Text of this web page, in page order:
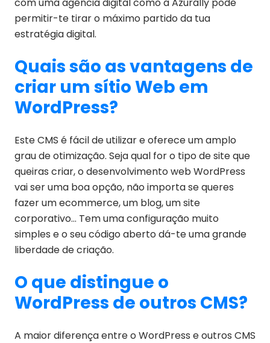
permitir-te tirar o máximo partido da tua
estratégia digital.
Quais são as vantagens de
criar um sítio Web em
WordPress?
Este CMS é fácil de utilizar e oferece um amplo
grau de otimização. Seja qual for o tipo de site que
queiras criar, o desenvolvimento web WordPress
vai ser uma boa opção, não importa se queres
fazer um ecommerce, um blog, um site
corporativo… Tem uma configuração muito
simples e o seu código aberto dá-te uma grande
liberdade de criação.
O que distingue o
WordPress de outros CMS?
A maior diferença entre o WordPress e outros CMS